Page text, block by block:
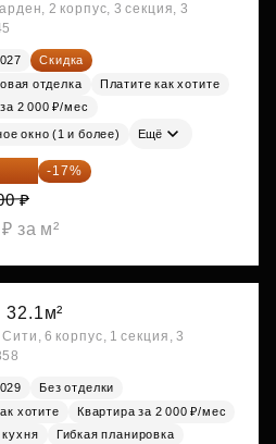
2 корпус, 3 секция, 3
Скидка
отделка
Платите как хотите
2 000 ₽/мес
окно (1 и более) Ещё
₽ -17%
₽
за м²
32.1м²
6 корпус, 1 секция, 3
Без отделки
хотите
Квартира за 2 000 ₽/мес
Гибкая планировка